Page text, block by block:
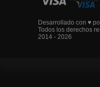
Desarrollado con ♥
Todos los derechos
2014 - 2026